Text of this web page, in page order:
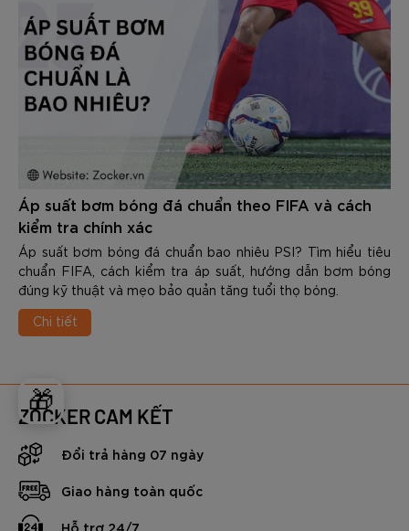
🎁
Áp suất bơm bóng đá chuẩn theo FIFA và cách
kiểm tra chính xác
Áp suất bơm bóng đá chuẩn bao nhiêu PSI? Tìm hiểu tiêu
chuẩn FIFA, cách kiểm tra áp suất, hướng dẫn bơm bóng
đúng kỹ thuật và mẹo bảo quản tăng tuổi thọ bóng.
Chi tiết
ZOCKER CAM KẾT
Đổi trả hàng 07 ngày
Giao hàng toàn quốc
Hỗ trợ 24/7